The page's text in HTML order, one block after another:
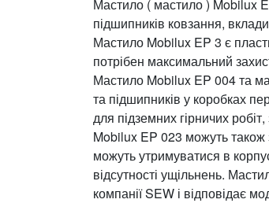
Мастило ( мастило ) Mobilux
підшипників ковзання,
Мастило Mobilux EP 3 є
потрібен максимальний
Мастило Mobilux EP 004 та
та підшипників у коробках
для підземних гірничих
Mobilux EP 023 можуть також
можуть утримуватися в
відсутності ущільнень.
компанії SEW і відповідає